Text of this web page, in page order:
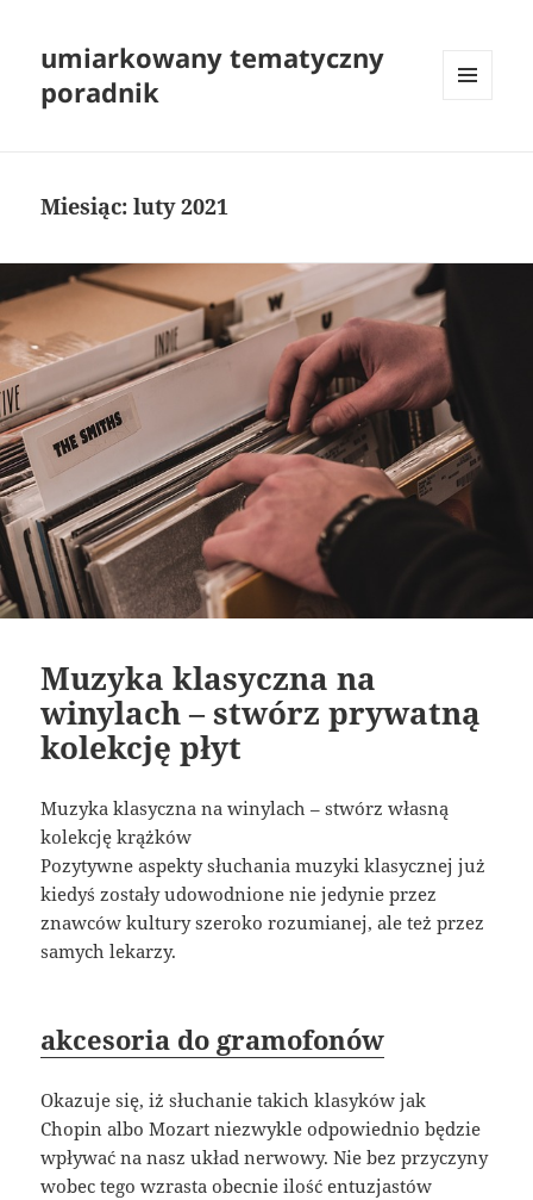
umiarkowany tematyczny
poradnik
Miesiąc:luty 2021
Muzyka klasyczna na
winylach – stwórz prywatną
kolekcję płyt
Muzyka klasyczna na winylach – stwórz własną
kolekcję krążków
Pozytywne aspekty słuchania muzyki klasycznej już
kiedyś zostały udowodnione nie jedynie przez
znawców kultury szeroko rozumianej, ale też przez
samych lekarzy.
akcesoria do gramofonów
Okazuje się, iż słuchanie takich klasyków jak
Chopin albo Mozart niezwykle odpowiednio będzie
wpływać na nasz układ nerwowy. Nie bez przyczyny
wobec tego wzrasta obecnie ilość entuzjastów